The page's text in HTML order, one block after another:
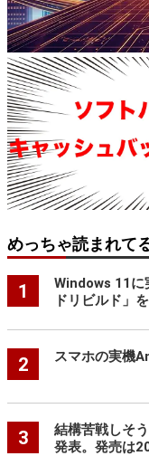
めっちゃ読まれて
1
Windows 11に
ドリビルド」
2 スマホの実機
3
結構苦戦しそ
発表。発売は